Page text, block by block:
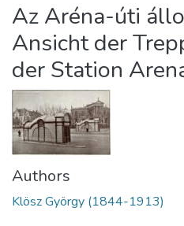
Statistics
About us
Az Aréna-úti
Ansicht der
der Station
Authors
Klösz György (1844-1913)